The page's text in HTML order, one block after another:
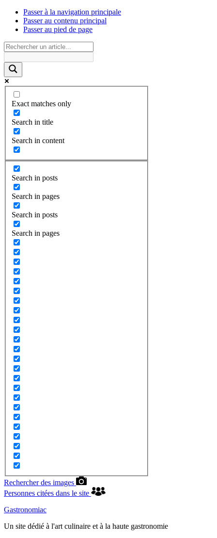
Passer à la navigation principale
Passer au contenu principal
Passer au pied de page
Exact matches only
Search in title
Search in content
Search in posts
Search in pages
Search in posts
Search in pages
Rechercher des images
Personnes citées dans le site
Gastronomiac
Un site dédié à l'art culinaire et à la haute gastronomie